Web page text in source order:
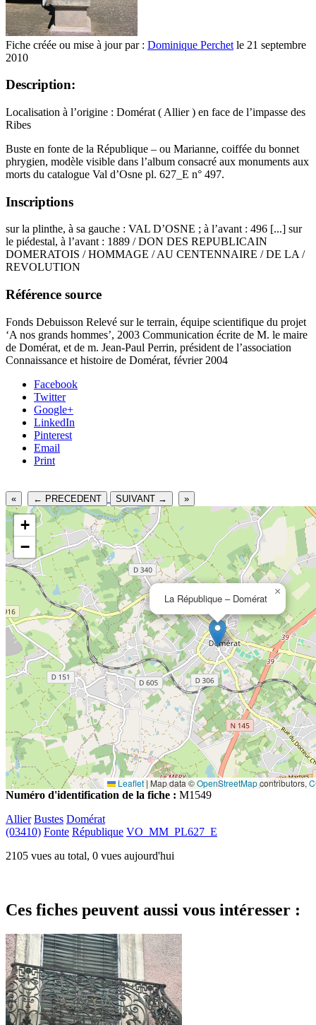
Fiche créée ou mise à jour par : Dominique Perchet le 21 septembre
2010
Description:
Localisation à l’origine : Domérat ( Allier ) en face de l’impasse des
Ribes
Buste en fonte de la République – ou Marianne, coiffée du bonnet
phrygien, modèle visible dans l’album consacré aux monuments aux
morts du catalogue Val d’Osne pl. 627_E n° 497.
Inscriptions
sur la plinthe, à sa gauche : VAL D’OSNE ; à l’avant : 496 [...] sur
le piédestal, à l’avant : 1889 / DON DES REPUBLICAIN
DOMERATOIS / HOMMAGE / AU CENTENNAIRE / DE LA /
REVOLUTION
Référence source
Fonds Debuisson Relevé sur le terrain, équipe scientifique du projet
‘A nos grands hommes’, 2003 Communication écrite de M. le maire
de Domérat, et de m. Jean-Paul Perrin, président de l’association
Connaissance et histoire de Domérat, février 2004
Facebook
Twitter
Google+
LinkedIn
Pinterest
Email
Print
« ← PRECEDENT SUIVANT → »
La République – Domérat
×
+
−
Leaflet |Map data ©OpenStreetMapcontributors,
Numéro d'identification de la fiche : M1549
Allier Bustes Domérat
(03410) Fonte République VO_MM_PL627_E
2105 vues au total, 0 vues aujourd'hui
Ces fiches peuvent aussi vous intéresser :